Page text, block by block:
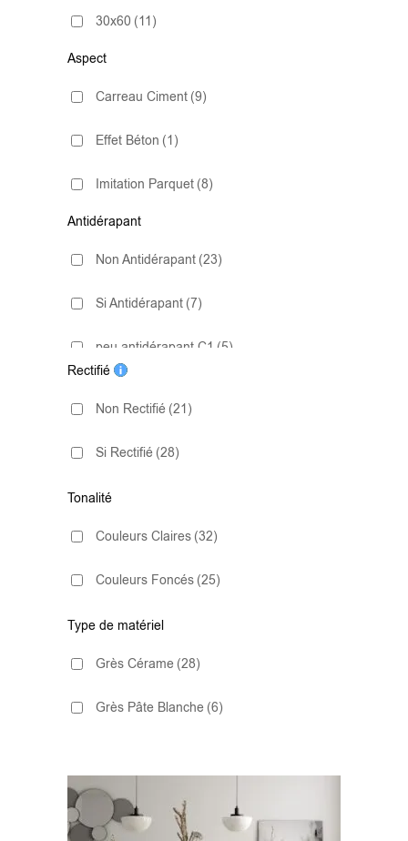
30x60 (11)
30X150
60x120 - 20mm
75x75(3)
75x150(1)
100x100
100x100 C3(1)
120x120 (1)
Aspect
Carreau Ciment (9)
Effet Béton (1)
Imitation Parquet (8)
Imitation Pierre
Antidérapant
Non Antidérapant (23)
Si Antidérapant (7)
peu antidérapant C1 (5)
Rectifié
Non Rectifié (21)
Si Rectifié (28)
Tonalité
Couleurs Claires (32)
Couleurs Foncés (25)
Type de matériel
Grès Cérame (28)
Grès Pâte Blanche (6)